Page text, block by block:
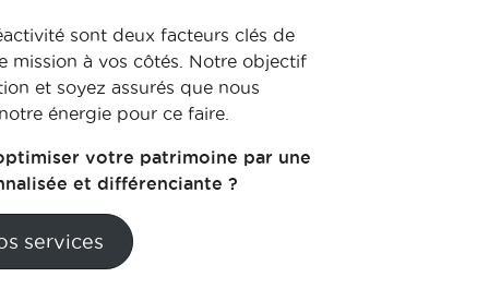
sont deux facteurs clés de
mission à vos côtés. Notre objectif
et soyez assurés que nous
énergie pour ce faire.
votre patrimoine par une
et différenciante ?
services